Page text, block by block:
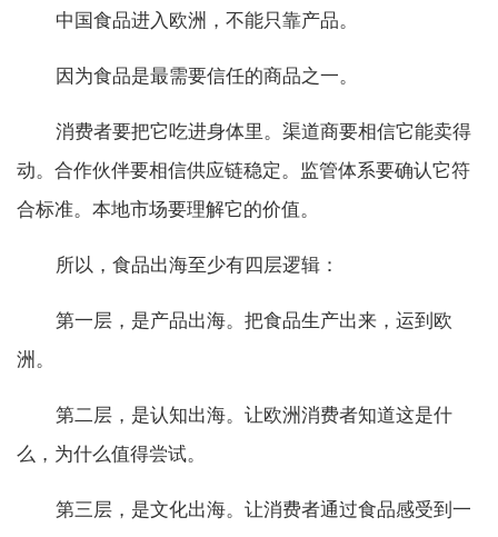
中国食品进入欧洲，不能只靠产品。
因为食品是最需要信任的商品之一。
消费者要把它吃进身体里。渠道商要相信它能卖得
动。合作伙伴要相信供应链稳定。监管体系要确认它符
合标准。本地市场要理解它的价值。
所以，食品出海至少有四层逻辑：
第一层，是产品出海。把食品生产出来，运到欧
洲。
第二层，是认知出海。让欧洲消费者知道这是什
么，为什么值得尝试。
第三层，是文化出海。让消费者通过食品感受到一